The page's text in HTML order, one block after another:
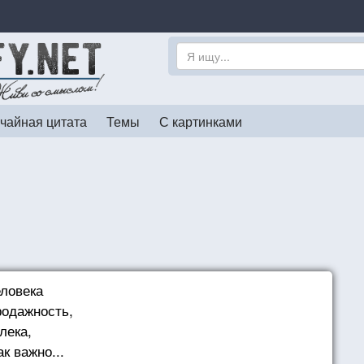
цитата Темы С картинками
важно...